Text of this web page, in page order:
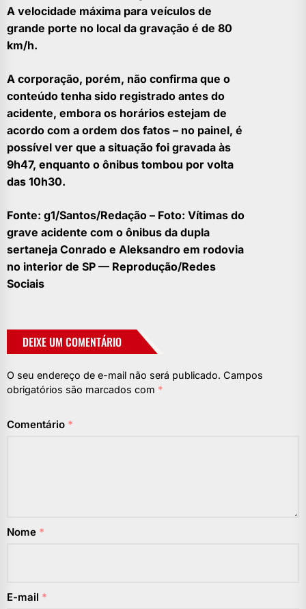
A velocidade máxima para veículos de
grande porte no local da gravação é de 80
km/h.
A corporação, porém, não confirma que o
conteúdo tenha sido registrado antes do
acidente, embora os horários estejam de
acordo com a ordem dos fatos – no painel, é
possível ver que a situação foi gravada às
9h47, enquanto o ônibus tombou por volta
das 10h30.
Fonte: g1/Santos/Redação – Foto: Vítimas do
grave acidente com o ônibus da dupla
sertaneja Conrado e Aleksandro em rodovia
no interior de SP — Reprodução/Redes
Sociais
DEIXE UM COMENTÁRIO
O seu endereço de e-mail não será publicado. Campos
obrigatórios são marcados com *
Comentário *
Nome *
E-mail *